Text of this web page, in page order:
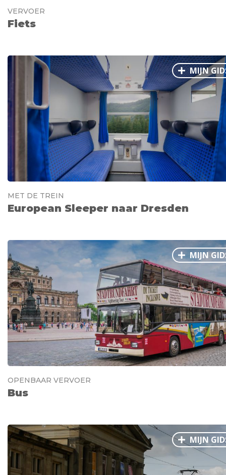
VERVOER
Fiets
MIJN
MET DE TREIN
European Sleeper naar Dresden
MIJN
OPENBAAR VERVOER
Bus
MIJN